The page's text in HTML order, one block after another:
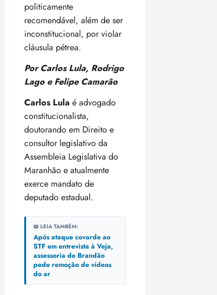
politicamente
recomendável, além de ser
inconstitucional, por violar
cláusula pétrea.
Por Carlos Lula, Rodrigo
Lago e Felipe Camarão
Carlos Lula é advogado
constitucionalista,
doutorando em Direito e
consultor legislativo da
Assembleia Legislativa do
Maranhão e atualmente
exerce mandato de
deputado estadual.
📖 LEIA TAMBÉM:
Após ataque covarde ao
STF em entrevista à Veja,
assessoria de Brandão
pede remoção de vídeos
do ar